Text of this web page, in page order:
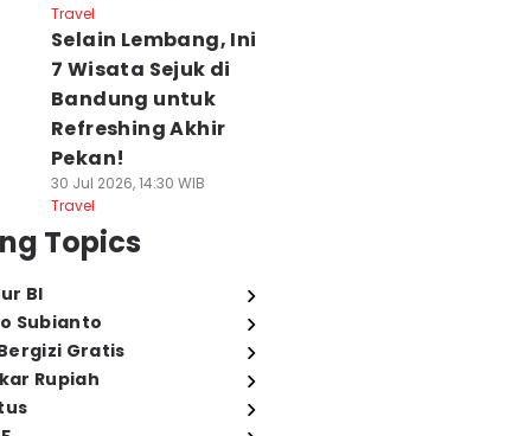
Travel
Selain Lembang, Ini
7 Wisata Sejuk di
Bandung untuk
Refreshing Akhir
Pekan!
30 Jul 2026, 14:30 WIB
Travel
Topics
BI
Subianto
Gratis
Rupiah